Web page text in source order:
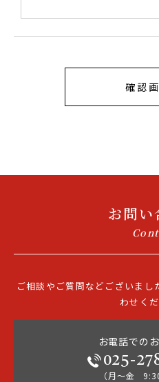
お問い
ご相談やご質問などございま
わせくだ
お電話での
025-
（月～金